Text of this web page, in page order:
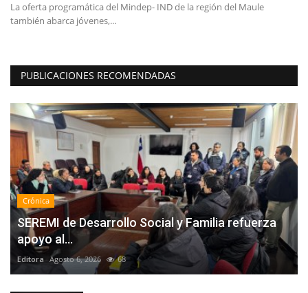
La oferta programática del Mindep- IND de la región del Maule
también abarca jóvenes,...
PUBLICACIONES RECOMENDADAS
Crónica
SEREMI de Desarrollo Social y Familia refuerza
apoyo al...
Editora Agosto 6, 2026 68